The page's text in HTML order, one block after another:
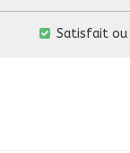
Satisfait ou